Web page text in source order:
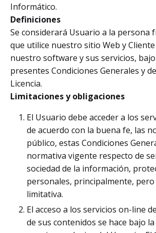
Informático.
Definiciones
Se considerará Usuario a la persona
que utilice nuestro sitio Web y
nuestro software y sus servicios,
presentes Condiciones Generales y
Licencia.
Limitaciones y obligaciones
El Usuario debe acceder a los
de acuerdo con la buena fe, las
público, estas Condiciones
normativa vigente respecto de
sociedad de la información,
personales, principalmente,
limitativa.
El acceso a los servicios on-line
de sus contenidos se hace bajo